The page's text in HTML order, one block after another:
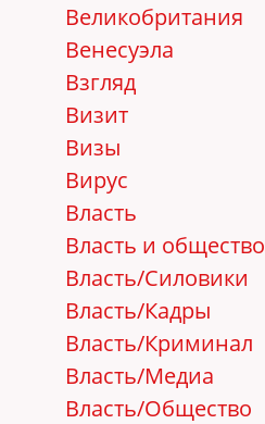
Великобритания
Венесуэла
Взгляд
Визит
Визы
Вирус
Власть
Власть и общество
Власть/Cиловики
Власть/Кадры
Власть/Криминал
Власть/Медиа
Власть/Общество